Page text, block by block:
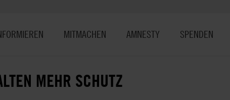
MITMACHEN AMNESTY SPENDEN
MEHR SCHUTZ